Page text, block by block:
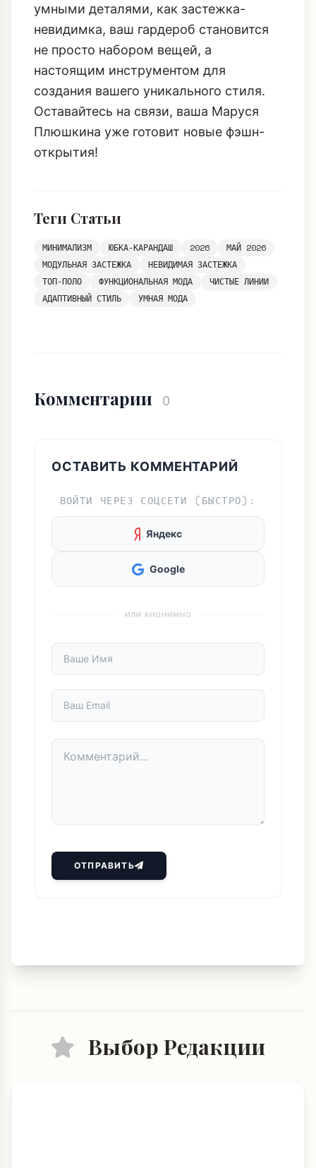
умными деталями, как застежка-
невидимка, ваш гардероб становится
не просто набором вещей, а
настоящим инструментом для
создания вашего уникального стиля.
Оставайтесь на связи, ваша Маруся
Плюшкина уже готовит новые фэшн-
открытия!
Теги Статьи
МИНИМАЛИЗМ ЮБКА-КАРАНДАШ 2026
МАЙ 2026
МОДУЛЬНАЯ ЗАСТЕЖКА
НЕВИДИМАЯ ЗАСТЕЖКА
ТОП-ПОЛО
ФУНКЦИОНАЛЬНАЯ МОДА
ЧИСТЫЕ ЛИНИИ
АДАПТИВНЫЙ СТИЛЬ
УМНАЯ МОДА
Комментарии 0
ОСТАВИТЬ КОММЕНТАРИЙ
ВОЙТИ ЧЕРЕЗ СОЦСЕТИ (БЫСТРО):
Яндекс
Google
ИЛИ АНОНИМНО
ОТПРАВИТЬ
Выбор Редакции